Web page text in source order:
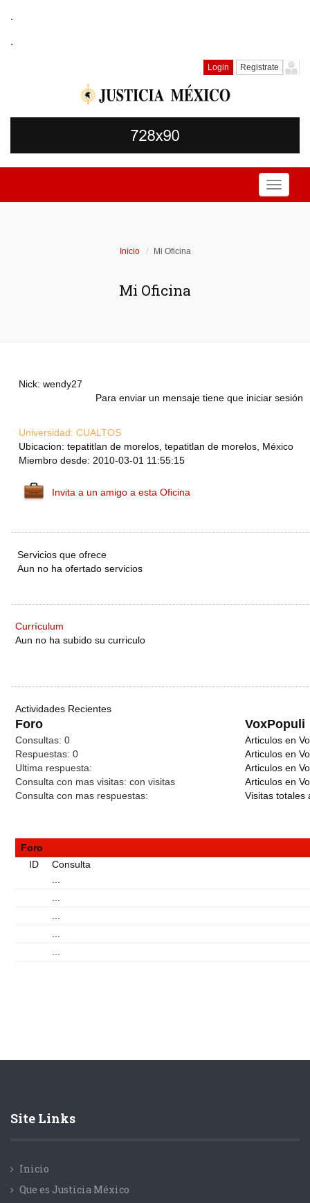
.
.
Login Registrate
Toggle
Inicio Mi Oficina
Mi Oficina
Nick: wendy27
Para enviar un mensaje tiene que iniciar sesión
Universidad: CUALTOS
Ubicacion: tepatitlan de morelos, tepatitlan de morelos, México
Miembro desde: 2010-03-01 11:55:15
Invita a un amigo a esta Oficina
Servicios que ofrece
Aun no ha ofertado servicios
Currículum
Aun no ha subido su curriculo
Actividades Recientes
Foro VoxPopuli
Consultas: 0
Respuestas: 0
Ultima respuesta:
Consulta con mas visitas: con visitas
Consulta con mas respuestas:
Articulos en
Articulos en
Articulos en
Articulos en
Visitas totales
Foro
ID
Consulta
Site Links
Inicio
Que es Justicia México